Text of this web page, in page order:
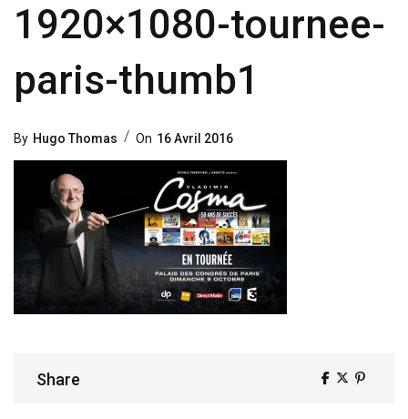
1920×1080-tournee-
paris-thumb1
By Hugo Thomas
Posted
On
On 16 Avril 2016
Share
Share